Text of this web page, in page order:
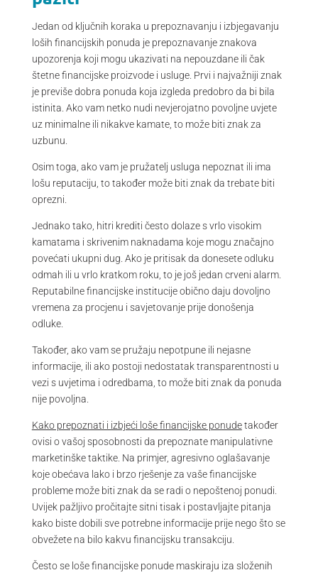
Jedan od ključnih koraka u prepoznavanju i izbjegavanju
loših financijskih ponuda je prepoznavanje znakova
upozorenja koji mogu ukazivati na nepouzdane ili čak
štetne financijske proizvode i usluge. Prvi i najvažniji znak
je previše dobra ponuda koja izgleda predobro da bi bila
istinita. Ako vam netko nudi nevjerojatno povoljne uvjete
uz minimalne ili nikakve kamate, to može biti znak za
uzbunu.
Osim toga, ako vam je pružatelj usluga nepoznat ili ima
lošu reputaciju, to također može biti znak da trebate biti
oprezni.
Jednako tako, hitri krediti često dolaze s vrlo visokim
kamatama i skrivenim naknadama koje mogu značajno
povećati ukupni dug. Ako je pritisak da donesete odluku
odmah ili u vrlo kratkom roku, to je još jedan crveni alarm.
Reputabilne financijske institucije obično daju dovoljno
vremena za procjenu i savjetovanje prije donošenja
odluke.
Također, ako vam se pružaju nepotpune ili nejasne
informacije, ili ako postoji nedostatak transparentnosti u
vezi s uvjetima i odredbama, to može biti znak da ponuda
nije povoljna.
Kako prepoznati i izbjeći loše financijske ponudetakođer
ovisi o vašoj sposobnosti da prepoznate manipulativne
marketinške taktike. Na primjer, agresivno oglašavanje
koje obećava lako i brzo rješenje za vaše financijske
probleme može biti znak da se radi o nepoštenoj ponudi.
Uvijek pažljivo pročitajte sitni tisak i postavljajte pitanja
kako biste dobili sve potrebne informacije prije nego što se
obvežete na bilo kakvu financijsku transakciju.
Često se loše financijske ponude maskiraju iza složenih